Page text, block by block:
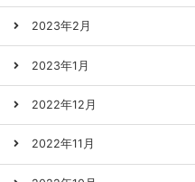
2023年2月
2023年1月
2022年12月
2022年11月